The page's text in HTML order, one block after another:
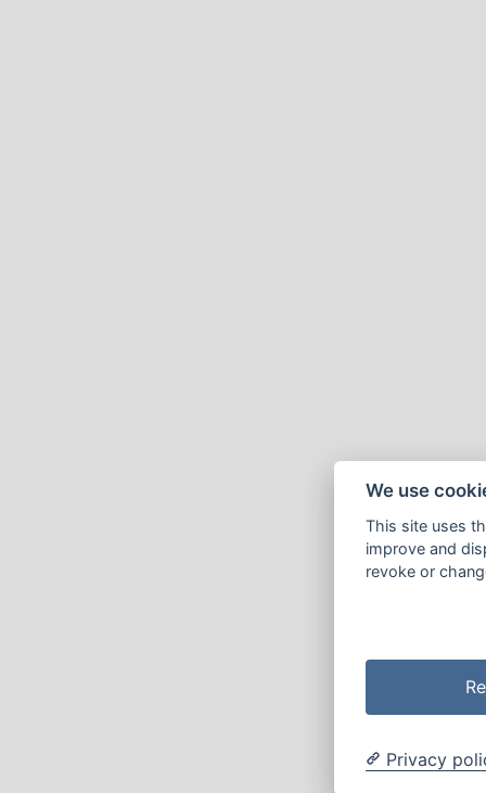
We use
This site uses
improve and
revoke or
Privacy